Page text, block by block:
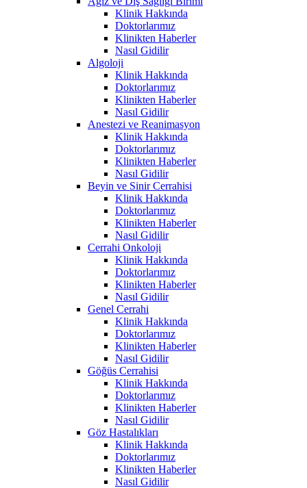
Klinik Hakkında
Doktorlarımız
Klinikten Haberler
Nasıl Gidilir
Algoloji
Klinik Hakkında
Doktorlarımız
Klinikten Haberler
Nasıl Gidilir
Anestezi ve Reanimasyon
Klinik Hakkında
Doktorlarımız
Klinikten Haberler
Nasıl Gidilir
Beyin ve Sinir Cerrahisi
Klinik Hakkında
Doktorlarımız
Klinikten Haberler
Nasıl Gidilir
Cerrahi Onkoloji
Klinik Hakkında
Doktorlarımız
Klinikten Haberler
Nasıl Gidilir
Genel Cerrahi
Klinik Hakkında
Doktorlarımız
Klinikten Haberler
Nasıl Gidilir
Göğüs Cerrahisi
Klinik Hakkında
Doktorlarımız
Klinikten Haberler
Nasıl Gidilir
Göz Hastalıkları
Klinik Hakkında
Doktorlarımız
Klinikten Haberler
Nasıl Gidilir